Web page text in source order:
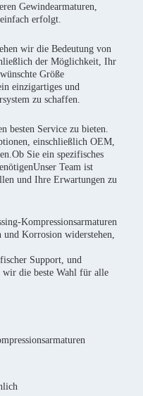
Gewindearmaturen,
erfolgt.
wir die Bedeutung von
der Möglichkeit, Ihr
Größe
einzigartiges und
zu schaffen.
besten Service zu bieten.
einschließlich OEM,
Sie ein spezifisches
Team ist
und Ihre Erwartungen zu
Kompressionsarmaturen
und Korrosion widerstehen,
Support, und
wir die beste Wahl für alle